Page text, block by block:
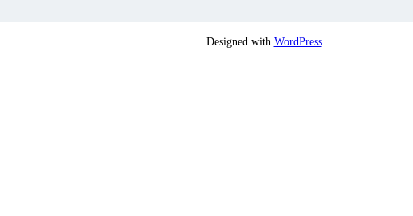
Designed with WordPress